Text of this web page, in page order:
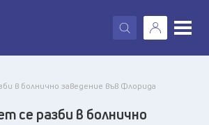
X
в болнично заведение във Флорида
се разби в болнично